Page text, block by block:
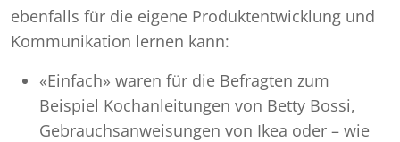
ebenfalls für die eigene Produktentwicklung und
Kommunikation lernen kann:
«Einfach» waren für die Befragten zum
Beispiel Kochanleitungen von Betty Bossi,
Gebrauchsanweisungen von Ikea oder – wie